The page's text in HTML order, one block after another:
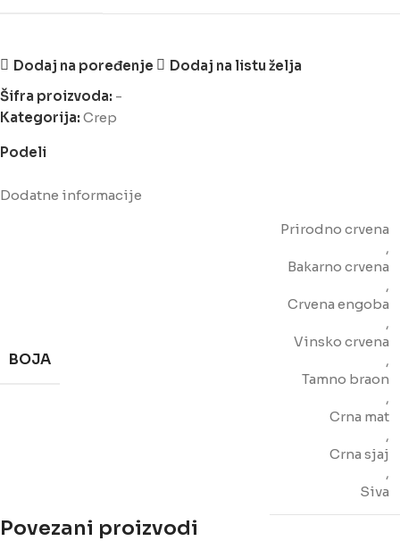
Dodaj na poređenje
Dodaj na listu želja
Šifra proizvoda: -
Kategorija: Crep
Podeli
Dodatne informacije
BOJA
Prirodno crvena
,
Bakarno crvena
,
Crvena engoba
,
Vinsko crvena
,
Tamno braon
,
Crna mat
,
Crna sjaj
,
Siva
Povezani proizvodi